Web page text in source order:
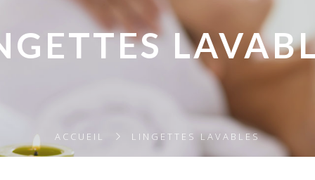
ACCUEIL LINGETTES LAVABLES